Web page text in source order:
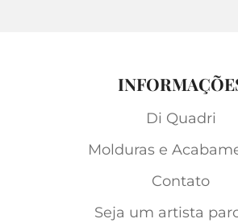
Di Quadri
Molduras e
Contato
Seja um artista